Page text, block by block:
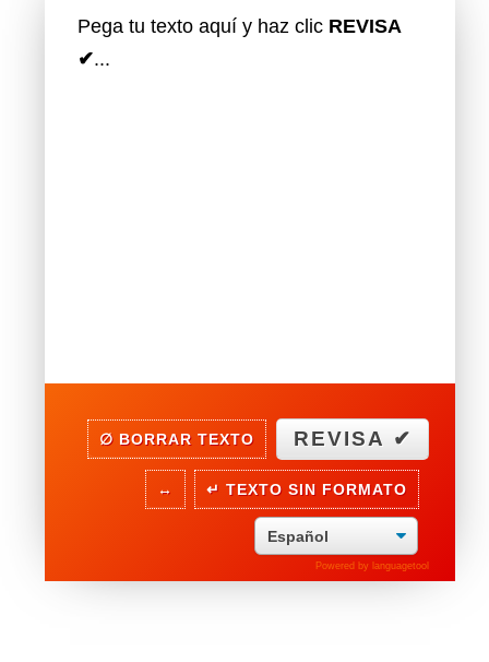
∅ BORRAR TEXTO
↵ TEXTO SIN FORMATO
↔
Powered by languagetool